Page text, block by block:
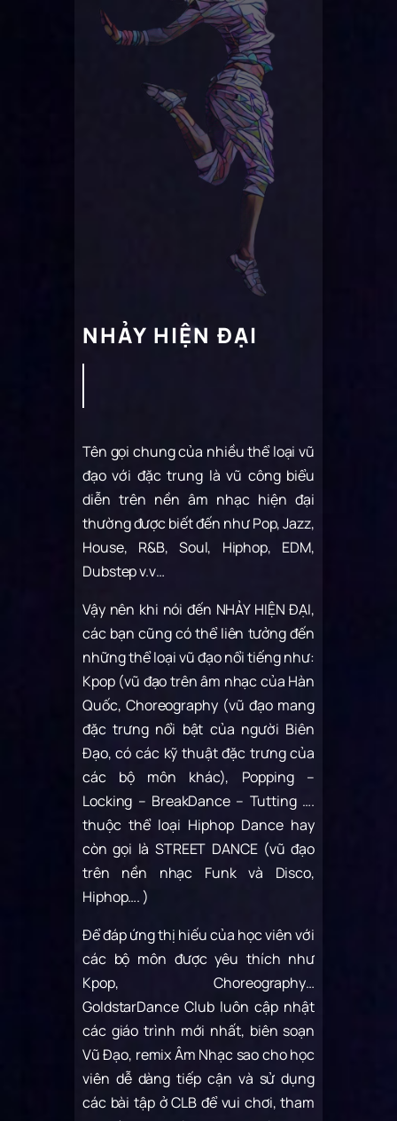
NHẢY HIỆN ĐẠI
Tên gọi chung của nhiều thể loại vũ
đạo với đặc trung là vũ công biểu
diễn trên nền âm nhạc hiện đại
thường được biết đến như Pop, Jazz,
House, R&B, Soul, Hiphop, EDM,
Dubstep v.v…
Vậy nên khi nói đến NHẢY HIỆN ĐẠI,
các bạn cũng có thể liên tưởng đến
những thể loại vũ đạo nổi tiếng như:
Kpop (vũ đạo trên âm nhạc của Hàn
Quốc, Choreography (vũ đạo mang
đặc trưng nổi bật của người Biên
Đạo, có các kỹ thuật đặc trưng của
các bộ môn khác), Popping –
Locking – BreakDance – Tutting ….
thuộc thể loại Hiphop Dance hay
còn gọi là STREET DANCE (vũ đạo
trên nền nhạc Funk và Disco,
Hiphop…. )
Để đáp ứng thị hiếu của học viên với
các bộ môn được yêu thích như
Kpop, Choreography…
GoldstarDance Club luôn cập nhật
các giáo trình mới nhất, biên soạn
Vũ Đạo, remix Âm Nhạc sao cho học
viên dễ dàng tiếp cận và sử dụng
các bài tập ở CLB để vui chơi, tham